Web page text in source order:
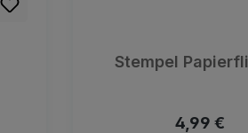
Stempel
Regulärer
4,99 €